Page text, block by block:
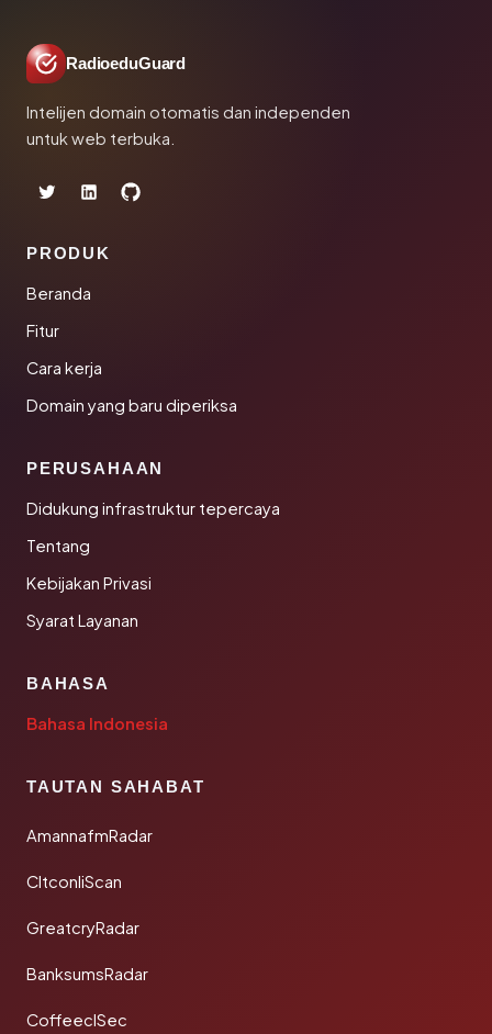
RadioeduGuard
Intelijen domain otomatis dan independen
untuk web terbuka.
PRODUK
Beranda
Fitur
Cara kerja
Domain yang baru diperiksa
PERUSAHAAN
Didukung infrastruktur tepercaya
Tentang
Kebijakan Privasi
Syarat Layanan
BAHASA
Bahasa Indonesia
TAUTAN SAHABAT
AmannafmRadar
CltconliScan
GreatcryRadar
BanksumsRadar
CoffeeclSec